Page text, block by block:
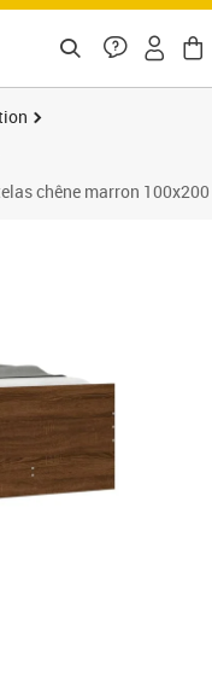
chêne marron